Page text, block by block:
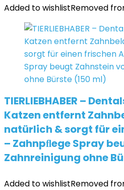
Added to wishlistRemoved
TIERLIEBHABER –
Katzen entfernt
natürlich & sorgt für
– Zahnpﬂege Spray
Zahnreinigung ohne
Added to wishlistRemoved